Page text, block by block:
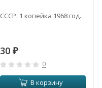
СССР. 1 копейка 1968 год.
30 ₽
0
В корзину